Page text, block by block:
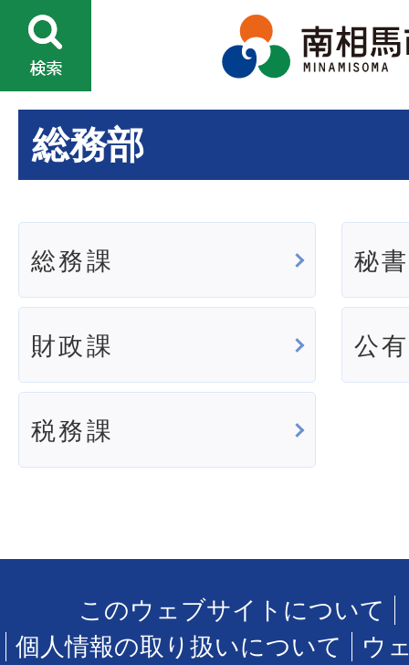
総務部
総務課 秘
財政課 公
税務課
このウェブサイトについて
個人情報の取り扱いについて
ウ